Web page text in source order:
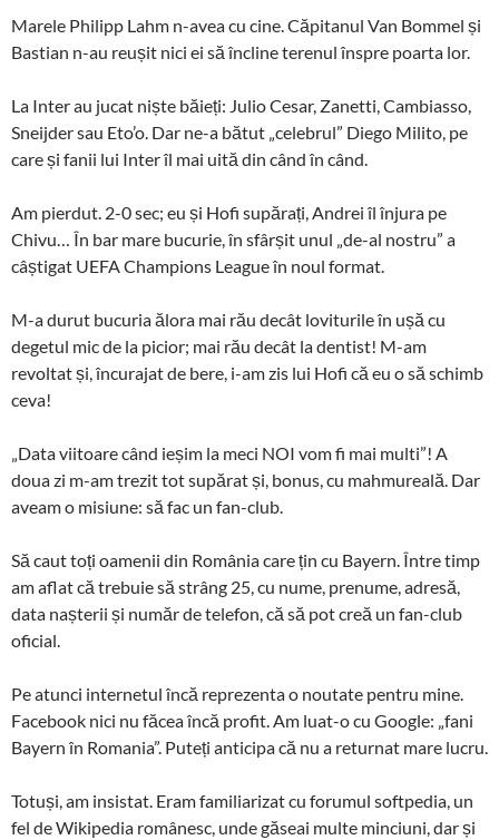
Marele Philipp Lahm n-avea cu cine. Căpitanul Van Bommel și
Bastian n-au reușit nici ei să încline terenul înspre poarta lor.
La Inter au jucat niște băieți: Julio Cesar, Zanetti, Cambiasso,
Sneijder sau Eto’o. Dar ne-a bătut „celebrul” Diego Milito, pe
care și fanii lui Inter îl mai uită din când în când.
Am pierdut. 2-0 sec; eu și Hofi supărați, Andrei îl înjura pe
Chivu… În bar mare bucurie, în sfârșit unul „de-al nostru” a
câștigat UEFA Champions League în noul format.
M-a durut bucuria ălora mai rău decât loviturile în ușă cu
degetul mic de la picior; mai rău decât la dentist! M-am
revoltat și, încurajat de bere, i-am zis lui Hofi că eu o să schimb
ceva!
„Data viitoare când ieșim la meci NOI vom fi mai multi”! A
doua zi m-am trezit tot supărat și, bonus, cu mahmureală. Dar
aveam o misiune: să fac un fan-club.
Să caut toți oamenii din România care țin cu Bayern. Între timp
am aflat că trebuie să strâng 25, cu nume, prenume, adresă,
data nașterii și număr de telefon, că să pot creă un fan-club
oficial.
Pe atunci internetul încă reprezenta o noutate pentru mine.
Facebook nici nu făcea încă profit. Am luat-o cu Google: „fani
Bayern în Romania”. Puteți anticipa că nu a returnat mare lucru.
Totuși, am insistat. Eram familiarizat cu forumul softpedia, un
fel de Wikipedia românesc, unde găseai multe minciuni, dar și